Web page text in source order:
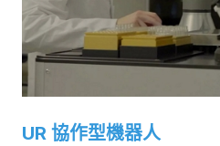
UR 協作型機器人